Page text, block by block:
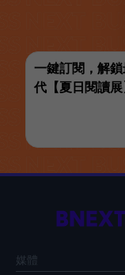
一鍵訂閱，解
代【夏日閱讀
媒體